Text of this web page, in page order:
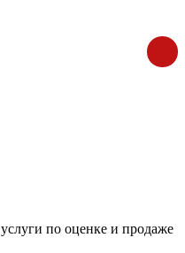
по оценке и продаже